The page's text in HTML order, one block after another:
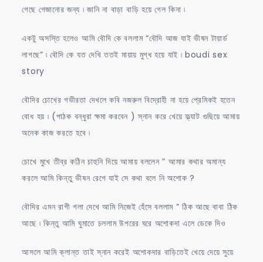
গেছে গেজানোর জন্য ৷ জানি না বাড়া বাড়ি হয়ে গেল কিনা ৷
একটু অসস্তি হলেও আমি বৌদি কে বললাম “বৌদি আজ যাই ভীষন টায়ার্ড
লাগছে” ৷ বৌদি কে যত দেখি ততই মায়ায় মুগ্ধ হয়ে যাই ৷ boudi sex
story
বৌদির চোখের গভীরতা দেখলে কবি নজরুল বিদ্রোহী না হয়ে প্রেমিকই হতেন
বোধ হয় ৷ (পাঠক বন্ধুরা ক্ষমা করবেন ) স্নান করে খেয়ে ফ্ল্যাট গুছিয়ে আমায়
অনেক কাজ করতে হবে ৷
চোখে মুখে তীব্র কঠিন চাহুনি দিয়ে আমায় বললেন ” আমার কথার অমান্য
করলে আমি কিন্তু ভীষন রেগে যাই সে কথা বলে নি অশোক ?
বৌদির এমন রাগী গলা দেখে আমি নিজেই হেঁসে বললাম ” ঠিক আছে বাবা ঠিক
আছে ৷ কিন্তু আমি ঘুমাতে চললাম উপরের ঘরে অশোকদা এলে ডেকে দিও
আসলে আমি ক্লান্ত তাই স্নান করেই অশোকদার বাড়িতেই খেয়ে দেয়ে সুয়ে